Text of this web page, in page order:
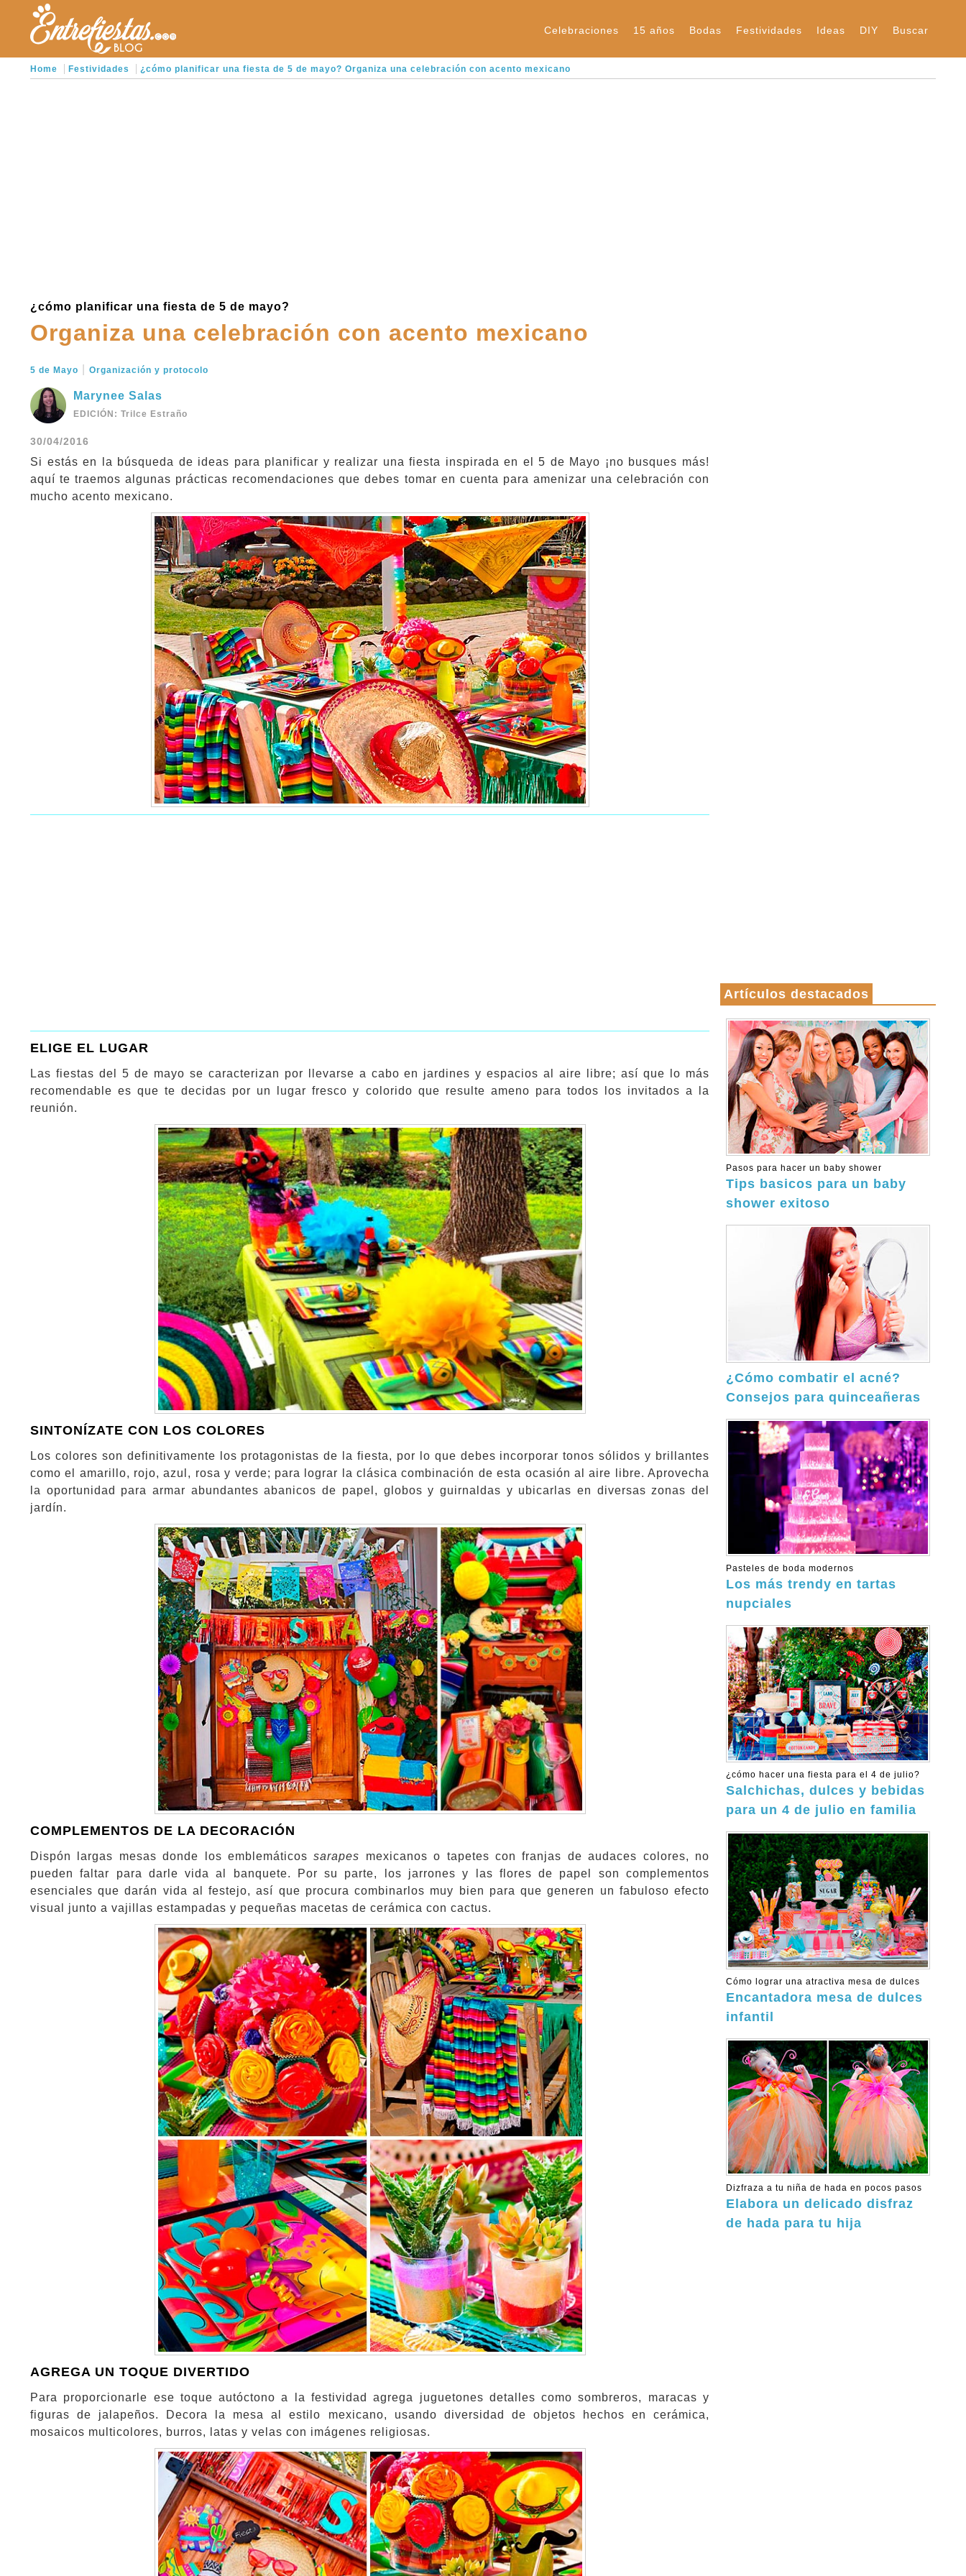
Celebraciones 15 años Bodas Festividades Ideas DIY Buscar
Home Festividades ¿cómo planificar una fiesta de 5 de mayo? Organiza una celebración con acento mexicano
¿cómo planificar una fiesta de 5 de mayo?
Organiza una celebración con acento mexicano
5 de Mayo Organización y protocolo
Marynee Salas
EDICIÓN: Trilce Estraño
30/04/2016
Si estás en la búsqueda de ideas para planificar y realizar una fiesta inspirada en el 5 de Mayo ¡no busques más!
aquí te traemos algunas prácticas recomendaciones que debes tomar en cuenta para amenizar una celebración con
mucho acento mexicano.
ELIGE EL LUGAR
Las fiestas del 5 de mayo se caracterizan por llevarse a cabo en jardines y espacios al aire libre; así que lo más
recomendable es que te decidas por un lugar fresco y colorido que resulte ameno para todos los invitados a la
reunión.
SINTONÍZATE CON LOS COLORES
Los colores son definitivamente los protagonistas de la fiesta, por lo que debes incorporar tonos sólidos y brillantes
como el amarillo, rojo, azul, rosa y verde; para lograr la clásica combinación de esta ocasión al aire libre. Aprovecha
la oportunidad para armar abundantes abanicos de papel, globos y guirnaldas y ubicarlas en diversas zonas del
jardín.
COMPLEMENTOS DE LA DECORACIÓN
Dispón largas mesas donde los emblemáticossarapes mexicanos o tapetes con franjas de audaces colores, no
pueden faltar para darle vida al banquete. Por su parte, los jarrones y las flores de papel son complementos
esenciales que darán vida al festejo, así que procura combinarlos muy bien para que generen un fabuloso efecto
visual junto a vajillas estampadas y pequeñas macetas de cerámica con cactus.
AGREGA UN TOQUE DIVERTIDO
Para proporcionarle ese toque autóctono a la festividad agrega juguetones detalles como sombreros, maracas y
figuras de jalapeños. Decora la mesa al estilo mexicano, usando diversidad de objetos hechos en cerámica,
mosaicos multicolores, burros, latas y velas con imágenes religiosas.
Artículos destacados
Pasos para hacer un baby shower
Tips basicos para un baby
shower exitoso
¿Cómo combatir el acné?
Consejos para quinceañeras
Pasteles de boda modernos
Los más trendy en tartas
nupciales
¿cómo hacer una fiesta para el 4 de julio?
Salchichas, dulces y bebidas
para un 4 de julio en familia
Cómo lograr una atractiva mesa de dulces
Encantadora mesa de dulces
infantil
Dizfraza a tu niña de hada en pocos pasos
Elabora un delicado disfraz
de hada para tu hija